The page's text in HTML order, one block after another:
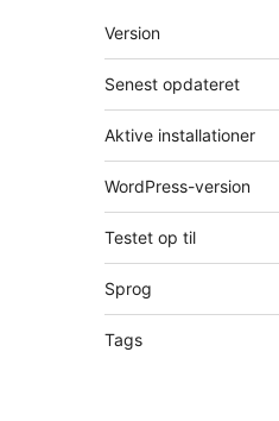
Meta
Version
Senest opdateret
Aktive installationer
WordPress-version
Testet op til
Sprog
Tags